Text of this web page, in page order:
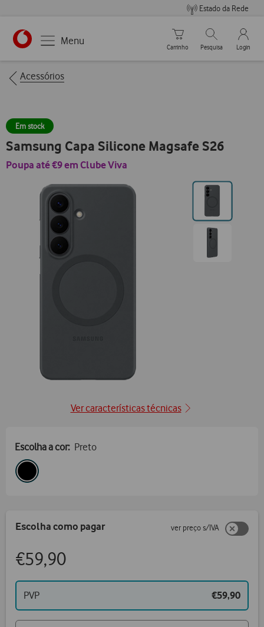
Estado da Rede
https://www.vodafone.pt
Menu
Carrinho de compras
Carrinho
Pesquisar
Pesquisa
My
Login
Breadcrumbs
Acessórios
Em stock
Samsung Capa Silicone Magsafe S26
Poupa até €9 em Clube Viva
para
posição0
Ver características técnicas
Escolha a cor: Preto
Escolha como pagar ver preço s/IVA
€59,90
PVP €59,90